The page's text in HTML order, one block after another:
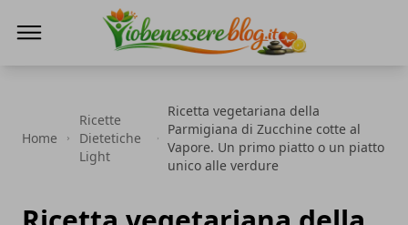
Home
Ricette
Dietetiche
Light
Ricetta vegetariana della
Parmigiana di Zucchine cotte al
Vapore. Un primo piatto o un piatto
unico alle verdure